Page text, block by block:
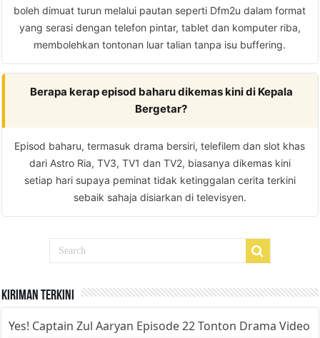
boleh dimuat turun melalui pautan seperti Dfm2u dalam format
yang serasi dengan telefon pintar, tablet dan komputer riba,
membolehkan tontonan luar talian tanpa isu buffering.
Berapa kerap episod baharu dikemas kini di Kepala
Bergetar?
Episod baharu, termasuk drama bersiri, telefilem dan slot khas
dari Astro Ria, TV3, TV1 dan TV2, biasanya dikemas kini
setiap hari supaya peminat tidak ketinggalan cerita terkini
sebaik sahaja disiarkan di televisyen.
Kiriman Terkini
Yes! Captain Zul Aaryan Episode 22 Tonton Drama Video